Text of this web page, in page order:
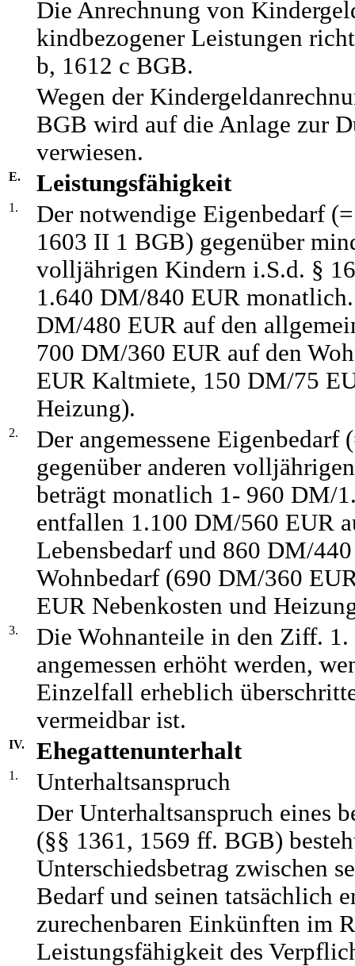
Die Anrechnung von
kindbezogener Leistungen
b, 1612 c BGB.
Wegen der
BGB wird auf die Anlage zur
verwiesen.
E. Leistungsfähigkeit
1.
Der notwendige Eigenbedarf
1603 II 1 BGB) gegenüber
volljährigen Kindern i.S.d. §
1.640 DM/840 EUR
DM/480 EUR auf den
700 DM/360 EUR auf den
EUR Kaltmiete, 150 DM/75
Heizung).
2.
Der angemessene Eigenbedarf
gegenüber anderen
beträgt monatlich 1- 960 DM/
entfallen 1.100 DM/560 EUR
Lebensbedarf und 860 DM/
Wohnbedarf (690 DM/360
EUR Nebenkosten und
3.
Die Wohnanteile in den Ziff. 1.
angemessen erhöht werden,
Einzelfall erheblich
vermeidbar ist.
IV. Ehegattenunterhalt
1.
Unterhaltsanspruch
Der Unterhaltsanspruch eines
(§§ 1361, 1569 ff. BGB)
Unterschiedsbetrag zwischen
Bedarf und seinen tatsächlich
zurechenbaren Einkünften im
Leistungsfähigkeit des